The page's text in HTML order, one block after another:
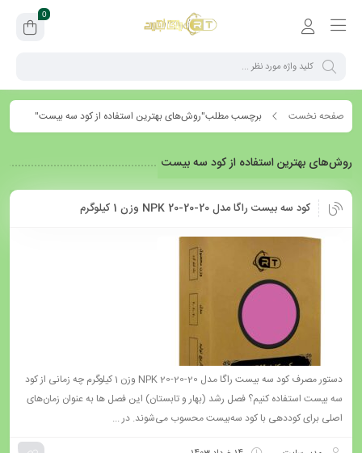
0
صفحه نخست برچسب مطلب"روش‌های بهترین استفاده از کود سه بیست"
روش‌های بهترین استفاده از کود سه بیست
کود سه بیست راگا مدل NPK 20-20-20 وزن 1 کیلوگرم
دستور مصرف کود سه بیست راگا مدل NPK 20-20-20 وزن 1 کیلوگرم چه زمانی از کود
سه بیست استفاده کنیم؟ فصل رشد (بهار و تابستان) این فصل ها به عنوان زمان‌های
اصلی برای کوددهی با کود سه‌بیست محسوب می‌شوند. در ...